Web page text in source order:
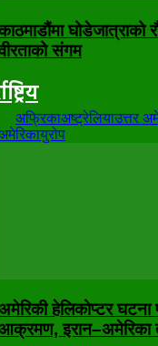
घोडेजात्राको
संगम
अफ्रिकाअष्ट्रेलियाउत्तर
युरोप
हेलिकोप्टर
इरान–अमेरिका